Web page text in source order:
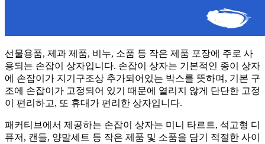
선물용품, 제과 제품, 비누, 소품 등 작은 제품 포장에 주로 사
용되는 손잡이 상자입니다. 손잡이 상자는 기본적인 종이 상자
에 손잡이가 지기구조상 추가되어있는 박스를 뜻하며, 기본 구
조에 손잡이가 고정되어 있기 때문에 열리지 않게 단단한 고정
이 편리하고, 또 휴대가 편리한 상자입니다.
패커티브에서 제공하는 손잡이 상자는 미니 타르트, 석고형 디
퓨저, 캔들, 양말세트 등 작은 제품 및 소품을 담기 적절한 사이